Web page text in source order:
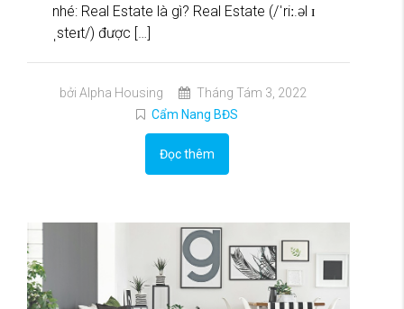
nhé: Real Estate là gì? Real Estate (/ˈriː.əl ɪ
ˌsteɪt/) được […]
bởi Alpha Housing
Tháng Tám 3, 2022
Cẩm Nang BĐS
Đọc thêm